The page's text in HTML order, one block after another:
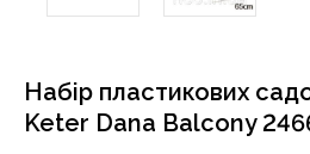
Набір пластикових
Keter Dana Balcony